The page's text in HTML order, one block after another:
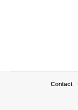
Contact